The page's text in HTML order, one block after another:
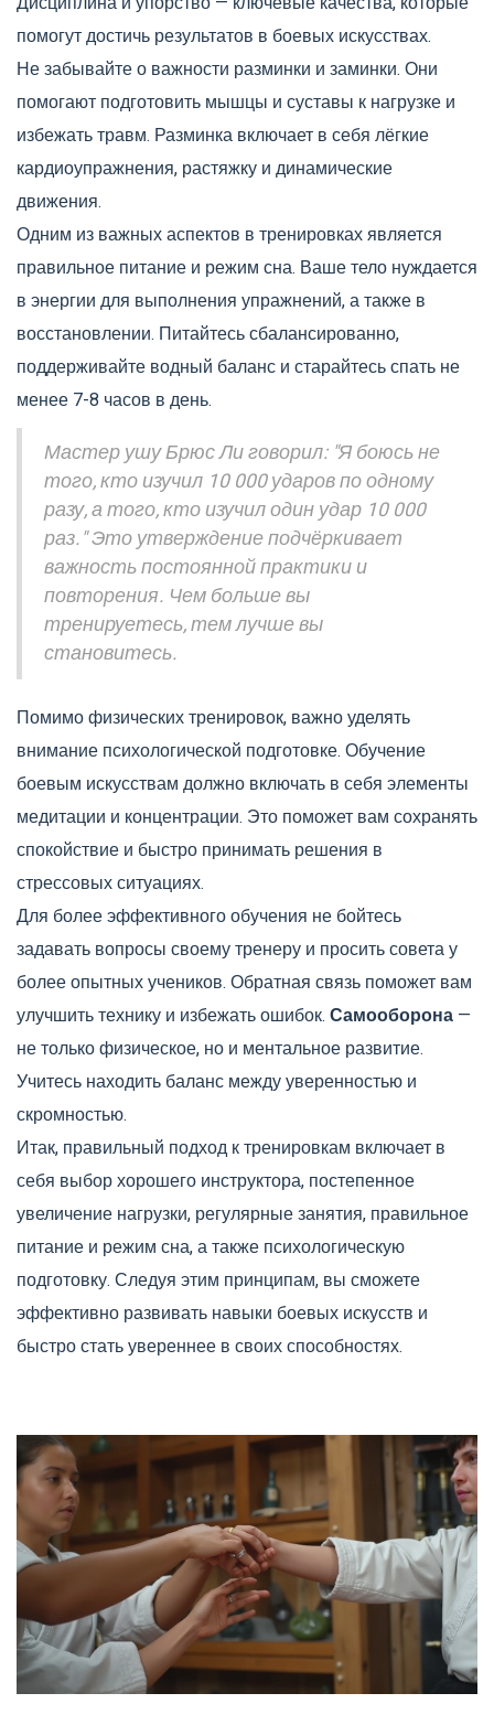
помогут достичь результатов в боевых искусствах.
Не забывайте о важности разминки и заминки. Они
помогают подготовить мышцы и суставы к нагрузке и
избежать травм. Разминка включает в себя лёгкие
кардиоупражнения, растяжку и динамические
движения.
Одним из важных аспектов в тренировках является
правильное питание и режим сна. Ваше тело нуждается
в энергии для выполнения упражнений, а также в
восстановлении. Питайтесь сбалансированно,
поддерживайте водный баланс и старайтесь спать не
менее 7-8 часов в день.
Мастер ушу Брюс Ли говорил: "Я боюсь не
того, кто изучил 10 000 ударов по одному
разу, а того, кто изучил один удар 10 000
раз." Это утверждение подчёркивает
важность постоянной практики и
повторения. Чем больше вы
тренируетесь, тем лучше вы
становитесь.
Помимо физических тренировок, важно уделять
внимание психологической подготовке. Обучение
боевым искусствам должно включать в себя элементы
медитации и концентрации. Это поможет вам сохранять
спокойствие и быстро принимать решения в
стрессовых ситуациях.
Для более эффективного обучения не бойтесь
задавать вопросы своему тренеру и просить совета у
более опытных учеников. Обратная связь поможет вам
улучшить технику и избежать ошибок. Самооборона —
не только физическое, но и ментальное развитие.
Учитесь находить баланс между уверенностью и
скромностью.
Итак, правильный подход к тренировкам включает в
себя выбор хорошего инструктора, постепенное
увеличение нагрузки, регулярные занятия, правильное
питание и режим сна, а также психологическую
подготовку. Следуя этим принципам, вы сможете
эффективно развивать навыки боевых искусств и
быстро стать увереннее в своих способностях.